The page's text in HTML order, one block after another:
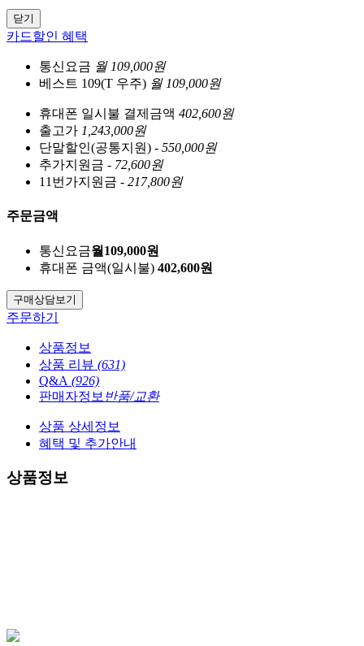
닫기
카드할인 혜택
통신요금 월 109,000원
베스트 109(T 우주) 월 109,000원
휴대폰 일시불 결제금액 402,600원
출고가 1,243,000원
단말할인(공통지원) - 550,000원
추가지원금 - 72,600원
11번가지원금 - 217,800원
주문금액
통신요금월 109,000원
휴대폰 금액(일시불) 402,600원
구매상담보기
주문하기
상품정보
상품 리뷰 (631)
Q&A (926)
판매자정보 반품/교환
상품 상세정보
혜택 및 추가안내
상품정보